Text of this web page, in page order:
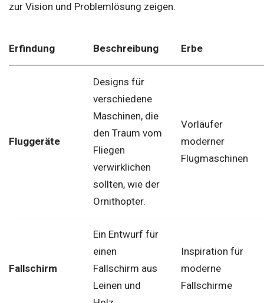
zur Vision und Problemlösung zeigen.
Erfindung Beschreibung Erbe
Fluggeräte
Designs für
verschiedene
Maschinen, die
den Traum vom
Fliegen
verwirklichen
sollten, wie der
Ornithopter.
Vorläufer
moderner
Flugmaschinen
Fallschirm
Ein Entwurf für
einen
Fallschirm aus
Leinen und
Inspiration für
moderne
Fallschirme